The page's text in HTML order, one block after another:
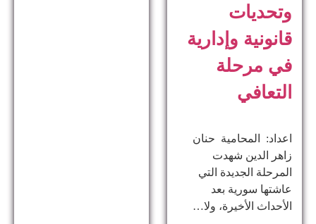
وتحديات
قانونية وإدارية
في مرحلة
التعافي
اعداد: المحامية حنان
زاهر الدين ​شهدت
المرحلة الجديدة التي
عاشتها سورية بعد
الأحداث الأخيرة، ولا…